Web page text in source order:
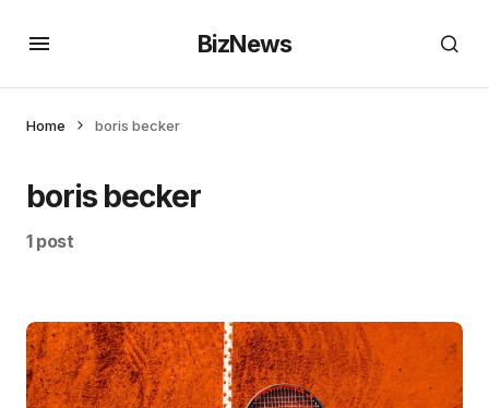
BizNews
Home boris becker
boris becker
1 post